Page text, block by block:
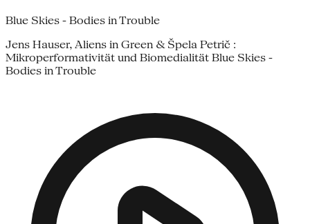
Blue Skies - Bodies in Trouble
Jens Hauser, Aliens in Green & Špela Petrič :
Mikroperformativität und Biomedialität Blue Skies -
Bodies in Trouble